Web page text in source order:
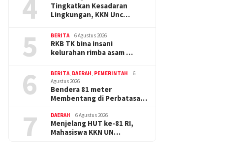
4
Tingkatkan Kesadaran
Lingkungan, KKN Unc…
5 BERITA 6 Agustus 2026
RKB TK bina insani
kelurahan rimba asam …
6 BERITA, DAERAH, PEMERINTAH
6
Agustus 2026
Bendera 81 meter
Membentang di Perbatasa…
7 DAERAH 6 Agustus 2026
Menjelang HUT ke-81 RI,
Mahasiswa KKN UN…